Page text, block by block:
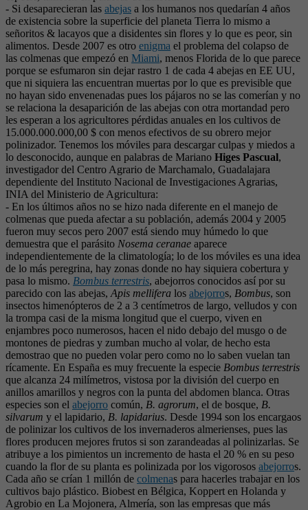
- Si desaparecieran las abejas a los humanos nos quedarían 4 años
de existencia sobre la superficie del planeta Tierra lo mismo a
señoritos & lacayos que a disidentes sin flores y lo que es peor, sin
alimentos. Desde 2007 es otro enigma el problema del colapso de
las colmenas que empezó en Miami, menos Florida de lo que parece
porque se esfumaron sin dejar rastro 1 de cada 4 abejas en EE UU,
que ni siquiera las encuentran muertas por lo que es previsible que
no hayan sido envenenadas pues los pájaros no se las comerían y no
se relaciona la desaparición de las abejas con otra mortandad pero
les esperan a los agricultores pérdidas anuales en los cultivos de
15.000.000.000,00 $ con menos efectivos de su obrero mejor
polinizador. Tenemos los móviles para descargar culpas y miedos a
lo desconocido, aunque en palabras de Mariano Higes Pascual,
investigador del Centro Agrario de Marchamalo, Guadalajara
dependiente del Instituto Nacional de Investigaciones Agrarias,
INIA del Ministerio de Agricultura:
- En los últimos años no se hizo nada diferente en el manejo de
colmenas que pueda afectar a su población, además 2004 y 2005
fueron muy secos pero 2007 está siendo muy húmedo lo que
demuestra que el parásito Nosema ceranae aparece
independientemente de la climatología; lo de los móviles es una idea
de lo más peregrina, hay zonas donde no hay siquiera cobertura y
pasa lo mismo. Bombus terrestris, abejorros conocidos así por su
parecido con las abejas, Apis mellifera los abejorros, Bombus, son
insectos himenópteros de 2 a 3 centímetros de largo, velludos y con
la trompa casi de la misma longitud que el cuerpo, viven en
enjambres poco numerosos, hacen el nido debajo del musgo o de
montones de piedras y zumban mucho al volar, de hecho esta
demostrao que no pueden volar pero como no lo saben vuelan tan
rícamente. En España es muy frecuente la especie Bombus terrestris
que alcanza 24 milímetros, vistosa por la división del cuerpo en
anillos amarillos y negros con la punta del abdomen blanca. Otras
especies son el abejorro común, B. agrorum, el de bosque, B.
silvarum y el lapidario, B. lapidarius. Desde 1994 son los encargaos
de polinizar los cultivos de los invernaderos almerienses, pues las
flores producen mejores frutos si son zarandeadas al polinizarlas. Se
atribuye a los pimientos un incremento de hasta el 20 % en su peso
cuando la flor de su planta es polinizada por los vigorosos abejorros.
Cada año se crían 1 millón de colmenas para hacerles trabajar en los
cultivos bajo plástico. Biobest en Bélgica, Koppert en Holanda y
Agrobio en La Mojonera, Almería, son las empresas que más